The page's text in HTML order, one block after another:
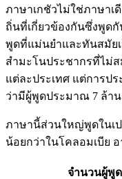
ภาษาเกชัวไม่ใช่ภาษาเ
ถิ่นที่เกี่ยวข้องกันซึ่งพูด
พูดที่แม่นยำและทันสมัย
สำมะโนประชากรที่ไม่
แต่ละประเทศ แต่การปร
ว่ามีผู้พูดประมาณ 7 ล้า
ภาษานี้ส่วนใหญ่พูดในเป
น้อยกว่าในโคลอมเบีย
จำนวนผู้พูด